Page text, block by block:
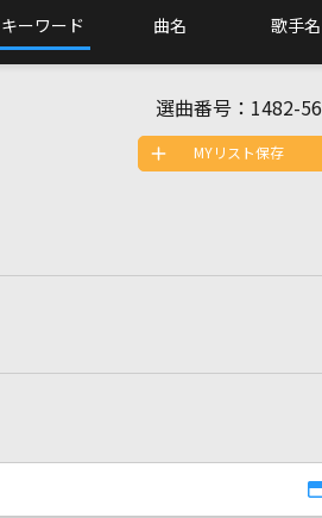
キーワード 曲名 歌手名
選曲番号： 1482-56
MYリスト保存